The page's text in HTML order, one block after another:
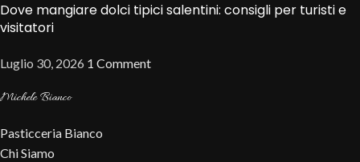
Dove mangiare dolci tipici salentini: consigli per turisti e
visitatori
Luglio 30, 2026 1 Comment
Michele Bianco
Pasticceria Bianco
Chi Siamo